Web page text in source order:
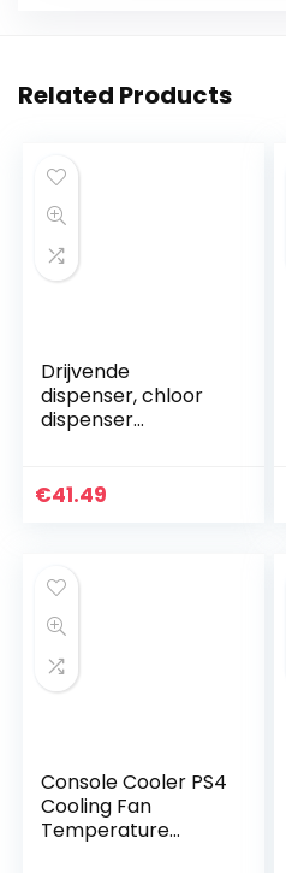
Related Products
Drijvende
dispenser, chloor
dispenser
inch tablet
€41.49
Console Cooler PS4
Cooling Fan
Temperature